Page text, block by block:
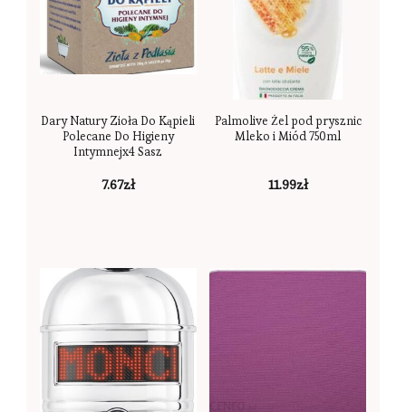
Dary Natury Zioła Do Kąpieli
Polecane Do Higieny
Intymnejx4 Sasz
7.67zł
Palmolive Żel pod prysznic
Mleko i Miód 750ml
11.99zł